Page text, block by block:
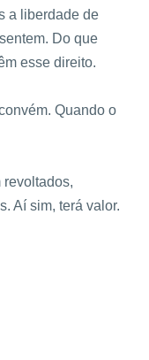
a liberdade de
Do que
esse direito.
Quando o
revoltados,
Aí sim, terá valor.